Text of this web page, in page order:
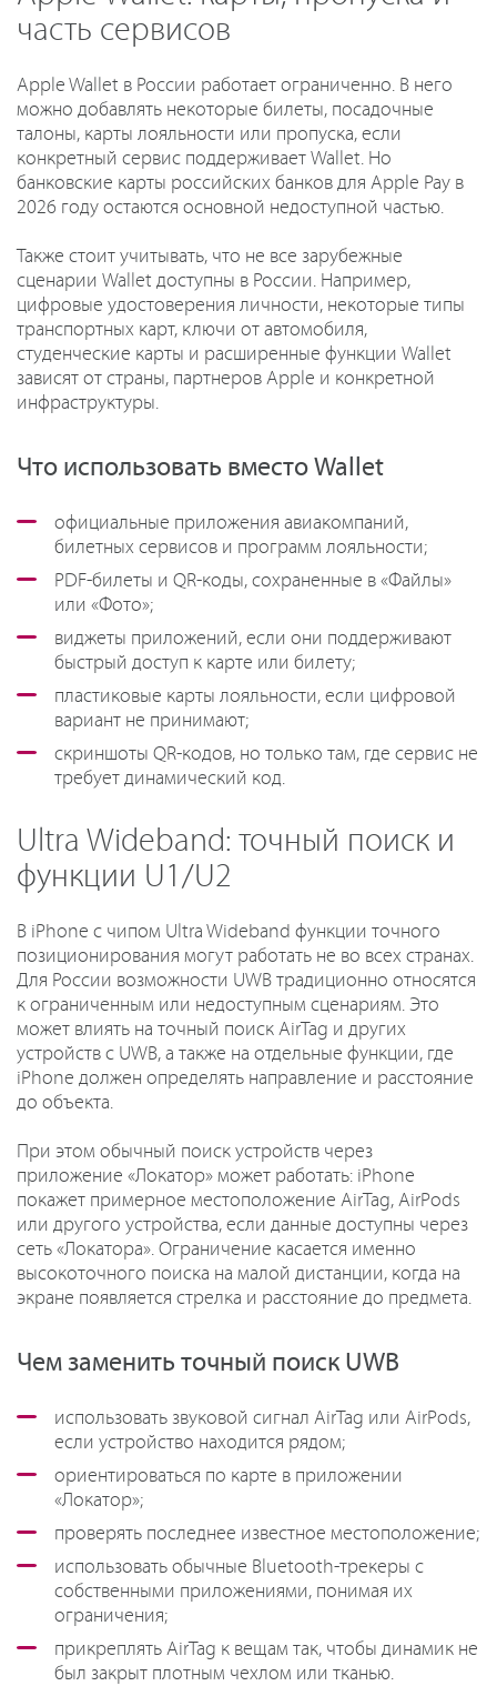
часть сервисов
Apple Wallet в России работает ограниченно. В него
можно добавлять некоторые билеты, посадочные
талоны, карты лояльности или пропуска, если
конкретный сервис поддерживает Wallet. Но
банковские карты российских банков для Apple Pay в
2026 году остаются основной недоступной частью.
Также стоит учитывать, что не все зарубежные
сценарии Wallet доступны в России. Например,
цифровые удостоверения личности, некоторые типы
транспортных карт, ключи от автомобиля,
студенческие карты и расширенные функции Wallet
зависят от страны, партнеров Apple и конкретной
инфраструктуры.
Что использовать вместо Wallet
официальные приложения авиакомпаний,
билетных сервисов и программ лояльности;
PDF-билеты и QR-коды, сохраненные в «Файлы»
или «Фото»;
виджеты приложений, если они поддерживают
быстрый доступ к карте или билету;
пластиковые карты лояльности, если цифровой
вариант не принимают;
скриншоты QR-кодов, но только там, где сервис не
требует динамический код.
Ultra Wideband: точный поиск и
функции U1/U2
В iPhone с чипом Ultra Wideband функции точного
позиционирования могут работать не во всех странах.
Для России возможности UWB традиционно относятся
к ограниченным или недоступным сценариям. Это
может влиять на точный поиск AirTag и других
устройств с UWB, а также на отдельные функции, где
iPhone должен определять направление и расстояние
до объекта.
При этом обычный поиск устройств через
приложение «Локатор» может работать: iPhone
покажет примерное местоположение AirTag, AirPods
или другого устройства, если данные доступны через
сеть «Локатора». Ограничение касается именно
высокоточного поиска на малой дистанции, когда на
экране появляется стрелка и расстояние до предмета.
Чем заменить точный поиск UWB
использовать звуковой сигнал AirTag или AirPods,
если устройство находится рядом;
ориентироваться по карте в приложении
«Локатор»;
проверять последнее известное местоположение;
использовать обычные Bluetooth-трекеры с
собственными приложениями, понимая их
ограничения;
прикреплять AirTag к вещам так, чтобы динамик не
был закрыт плотным чехлом или тканью.